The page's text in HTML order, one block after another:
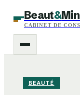
Beaut&
CABINET DE
BEAUTÉ